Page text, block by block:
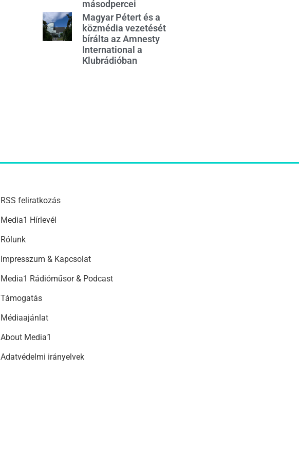
másodpercei
Magyar Pétert és a
közmédia vezetését
bírálta az Amnesty
International a
Klubrádióban
RSS feliratkozás
Media1 Hírlevél
Rólunk
Impresszum & Kapcsolat
Media1 Rádióműsor & Podcast
Támogatás
Médiaajánlat
About Media1
Adatvédelmi irányelvek